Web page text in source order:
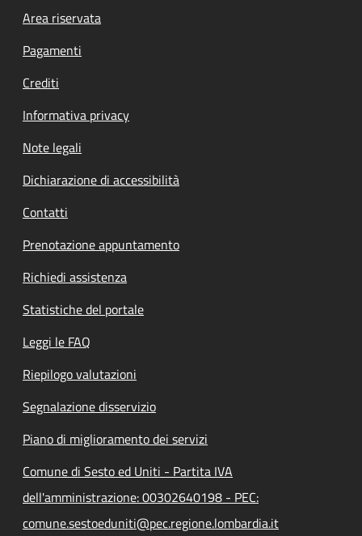
Footer menu
Area riservata
Pagamenti
Crediti
Informativa privacy
Note legali
Dichiarazione di accessibilità
Contatti
Prenotazione appuntamento
Richiedi assistenza
Statistiche del portale
Leggi le FAQ
Riepilogo valutazioni
Segnalazione disservizio
Piano di miglioramento dei servizi
Comune di Sesto ed Uniti - Partita IVA
dell'amministrazione: 00302640198 - PEC:
comune.sestoeduniti@pec.regione.lombardia.it